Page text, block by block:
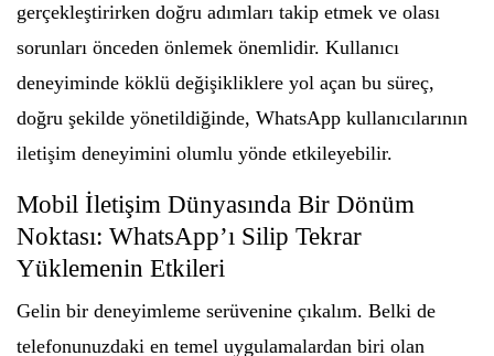
gerçekleştirirken doğru adımları takip etmek ve olası
sorunları önceden önlemek önemlidir. Kullanıcı
deneyiminde köklü değişikliklere yol açan bu süreç,
doğru şekilde yönetildiğinde, WhatsApp kullanıcılarının
iletişim deneyimini olumlu yönde etkileyebilir.
Mobil İletişim Dünyasında Bir Dönüm
Noktası: WhatsApp’ı Silip Tekrar
Yüklemenin Etkileri
Gelin bir deneyimleme serüvenine çıkalım. Belki de
telefonunuzdaki en temel uygulamalardan biri olan